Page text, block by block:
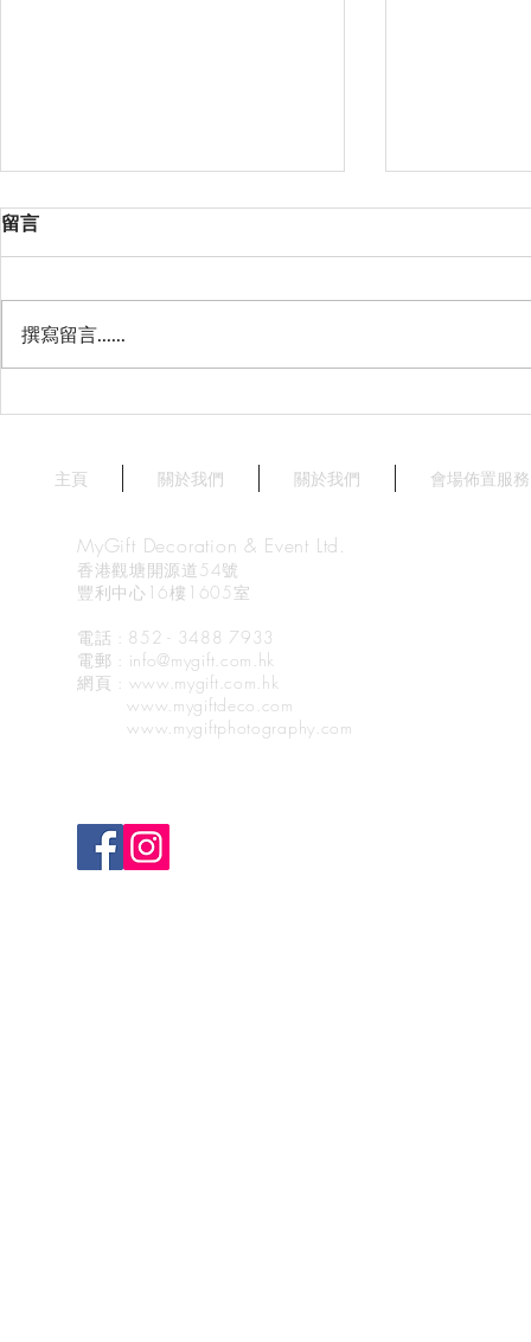
星薈 Starry Terrace
留言
撰寫留言......
主頁 關於我們 關於我們 會場佈置服務
MyGift Decoration & Event Ltd.
香港觀塘開源道54號
豐利中心16樓1605室
電話 : 852 - 3488 7933
電郵 : info@mygift.com.hk
網頁 : www.mygift.com.hk
www.mygiftdeco.com
www.mygiftphotography.com